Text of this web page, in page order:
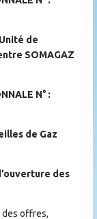
de
SOMAGAZ
N° :
de Gaz
des
des offres,